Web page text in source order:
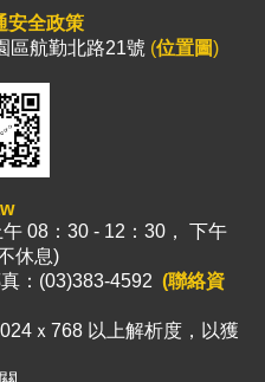
安全政策
區航勤北路21號 (位置圖)
08：30 - 12：30， 下午
休息)
：(03)383-4592 (聯絡資
ｘ768 以上解析度，以獲